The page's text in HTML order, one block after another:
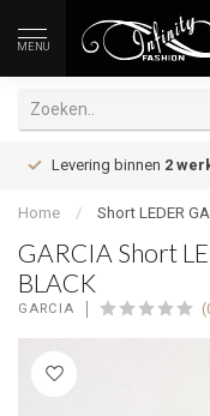
MENU
Levering binnen 2
Home / Short LEDER
GARCIA Short
BLACK
GARCIA